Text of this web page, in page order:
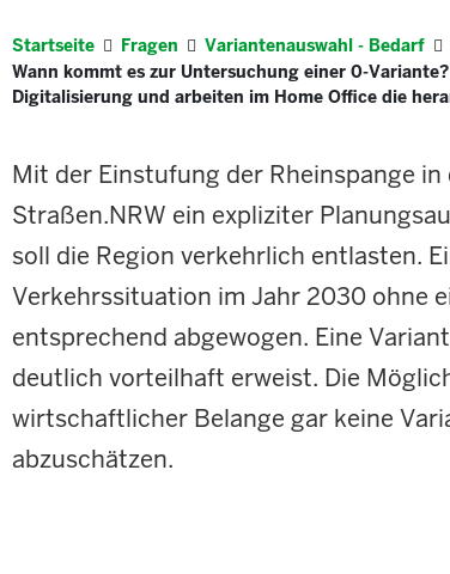
Startseite Fragen
Variantenauswahl - Bedarf
Wann kommt es zur Untersuchung einer 0-
Digitalisierung und arbeiten im Home Office die
Mit der Einstufung der Rheinspange
Straßen.NRW ein expliziter
soll die Region verkehrlich entlasten.
Verkehrssituation im Jahr 2030 ohne
entsprechend abgewogen. Eine
deutlich vorteilhaft erweist. Die
wirtschaftlicher Belange gar keine
abzuschätzen.